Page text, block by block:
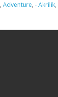
, Adventure, - Akrilik,